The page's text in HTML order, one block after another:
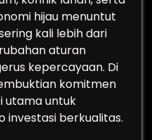
hijau menuntut
kali lebih dari
aturan
kepercayaan. Di
komitmen
utama untuk
investasi berkualitas.